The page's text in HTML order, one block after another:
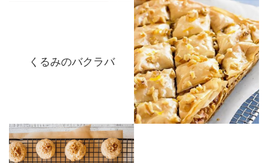
くるみのバクラバ